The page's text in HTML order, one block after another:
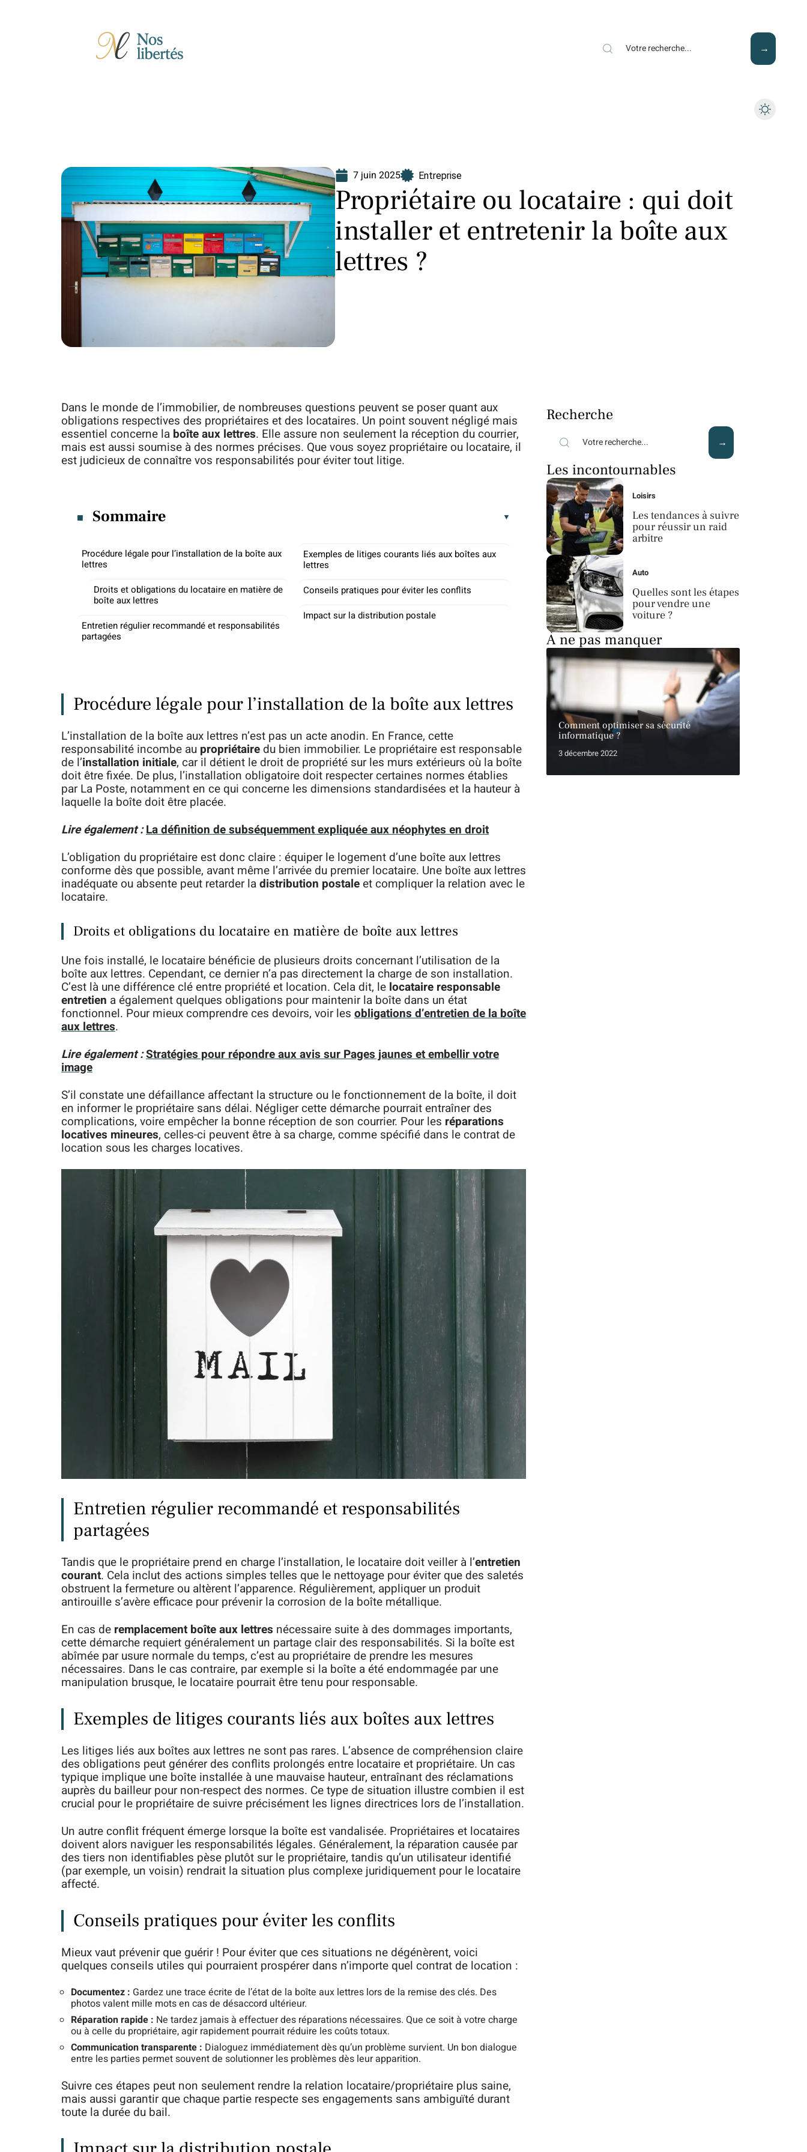
7 juin 2025 Entreprise
Propriétaire ou locataire : qui doit
installer et entretenir la boîte aux
lettres ?
Dans le monde de l’immobilier, de nombreuses questions peuvent se poser quant aux
obligations respectives des propriétaires et des locataires. Un point souvent négligé mais
essentiel concerne la boîte aux lettres. Elle assure non seulement la réception du courrier,
mais est aussi soumise à des normes précises. Que vous soyez propriétaire ou locataire, il
est judicieux de connaître vos responsabilités pour éviter tout litige.
Sommaire
Procédure légale pour l’installation de la boîte aux
lettres
Droits et obligations du locataire en matière de
boîte aux lettres
Entretien régulier recommandé et responsabilités
partagées
Exemples de litiges courants liés aux boîtes aux
lettres
Conseils pratiques pour éviter les conflits
Impact sur la distribution postale
Procédure légale pour l’installation de la boîte aux lettres
L’installation de la boîte aux lettres n’est pas un acte anodin. En France, cette
responsabilité incombe au propriétaire du bien immobilier. Le propriétaire est responsable
de l’installation initiale, car il détient le droit de propriété sur les murs extérieurs où la boîte
doit être fixée. De plus, l’installation obligatoire doit respecter certaines normes établies
par La Poste, notamment en ce qui concerne les dimensions standardisées et la hauteur à
laquelle la boîte doit être placée.
Lire également :La définition de subséquemment expliquée aux néophytes en droit
L’obligation du propriétaire est donc claire : équiper le logement d’une boîte aux lettres
conforme dès que possible, avant même l’arrivée du premier locataire. Une boîte aux lettres
inadéquate ou absente peut retarder ladistribution postaleet compliquer la relation avec le
locataire.
Droits et obligations du locataire en matière de boîte aux lettres
Une fois installé, le locataire bénéficie de plusieurs droits concernant l’utilisation de la
boîte aux lettres. Cependant, ce dernier n’a pas directement la charge de son installation.
C’est là une différence clé entre propriété et location. Cela dit, le locataire responsable
entretien a également quelques obligations pour maintenir la boîte dans un état
fonctionnel. Pour mieux comprendre ces devoirs, voir les obligations d’entretien de la boîte
aux lettres.
Lire également :Stratégies pour répondre aux avis sur Pages jaunes et embellir votre
image
S’il constate une défaillance affectant la structure ou le fonctionnement de la boîte, il doit
en informer le propriétaire sans délai. Négliger cette démarche pourrait entraîner des
complications, voire empêcher la bonne réception de son courrier. Pour les réparations
locatives mineures, celles-ci peuvent être à sa charge, comme spécifié dans le contrat de
location sous les charges locatives.
Entretien régulier recommandé et responsabilités
partagées
Tandis que le propriétaire prend en charge l’installation, le locataire doit veiller à l’entretien
courant. Cela inclut des actions simples telles que le nettoyage pour éviter que des saletés
obstruent la fermeture ou altèrent l’apparence. Régulièrement, appliquer un produit
antirouille s’avère efficace pour prévenir la corrosion de la boîte métallique.
En cas de remplacement boîte aux lettres nécessaire suite à des dommages importants,
cette démarche requiert généralement un partage clair des responsabilités. Si la boîte est
abîmée par usure normale du temps, c’est au propriétaire de prendre les mesures
nécessaires. Dans le cas contraire, par exemple si la boîte a été endommagée par une
manipulation brusque, le locataire pourrait être tenu pour responsable.
Exemples de litiges courants liés aux boîtes aux lettres
Les litiges liés aux boîtes aux lettres ne sont pas rares. L’absence de compréhension claire
des obligations peut générer des conflits prolongés entre locataire et propriétaire. Un cas
typique implique une boîte installée à une mauvaise hauteur, entraînant des réclamations
auprès du bailleur pour non-respect des normes. Ce type de situation illustre combien il est
crucial pour le propriétaire de suivre précisément les lignes directrices lors de l’installation.
Un autre conflit fréquent émerge lorsque la boîte est vandalisée. Propriétaires et locataires
doivent alors naviguer les responsabilités légales. Généralement, la réparation causée par
des tiers non identifiables pèse plutôt sur le propriétaire, tandis qu’un utilisateur identifié
(par exemple, un voisin) rendrait la situation plus complexe juridiquement pour le locataire
affecté.
Conseils pratiques pour éviter les conflits
Mieux vaut prévenir que guérir ! Pour éviter que ces situations ne dégénèrent, voici
quelques conseils utiles qui pourraient prospérer dans n’importe quel contrat de location :
Documentez : Gardez une trace écrite de l’état de la boîte aux lettres lors de la remise des clés. Des
photos valent mille mots en cas de désaccord ultérieur.
Réparation rapide : Ne tardez jamais à effectuer des réparations nécessaires. Que ce soit à votre charge
ou à celle du propriétaire, agir rapidement pourrait réduire les coûts totaux.
Communication transparente : Dialoguez immédiatement dès qu’un problème survient. Un bon dialogue
entre les parties permet souvent de solutionner les problèmes dès leur apparition.
Suivre ces étapes peut non seulement rendre la relation locataire/propriétaire plus saine,
mais aussi garantir que chaque partie respecte ses engagements sans ambiguïté durant
toute la durée du bail.
Recherche
Les incontournables
Loisirs
Les tendances à suivre
pour réussir un raid
arbitre
Auto
Quelles sont les étapes
pour vendre une
voiture ?
À ne pas manquer
Comment optimiser sa sécurité
informatique ?
3 décembre 2022